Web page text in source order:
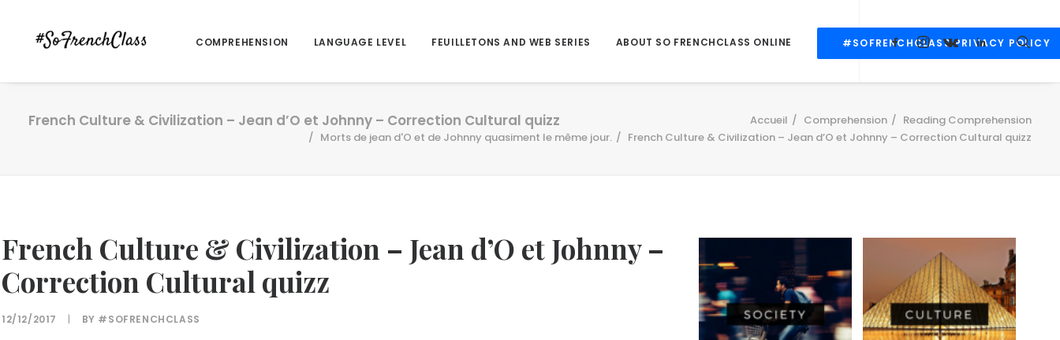
COMPREHENSION LANGUAGE LEVEL FEUILLETONS AND WEB SERIES ABOUT SO FRENCHCLASS ONLINE #SOFRENCHCLASS PRIVACY POLICY
French Culture & Civilization – Jean d’O et Johnny – Correction Cultural quizz Accueil Comprehension
Reading Comprehension
Morts de jean d'O et de Johnny quasiment le même jour.
French Culture & Civilization – Jean d’O et Johnny – Correction Cultural quizz
French Culture & Civilization – Jean d’O et Johnny –
Correction Cultural quizz
12/12/2017 | BY #SOFRENCHCLASS